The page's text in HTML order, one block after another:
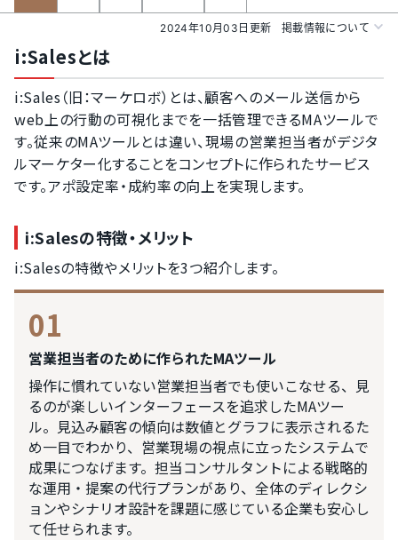
2024年10月03日更新 掲載情報について
i:Salesとは
i:Sales（旧：マーケロボ）とは、顧客へのメール送信から
web上の行動の可視化までを一括管理できるMAツールで
す。従来のMAツールとは違い、現場の営業担当者がデジタ
ルマーケター化することをコンセプトに作られたサービス
です。アポ設定率・成約率の向上を実現します。
i:Salesの特徴・メリット
i:Salesの特徴やメリットを3つ紹介します。
01
営業担当者のために作られたMAツール
操作に慣れていない営業担当者でも使いこなせる、見
るのが楽しいインターフェースを追求したMAツー
ル。見込み顧客の傾向は数値とグラフに表示されるた
め一目でわかり、営業現場の視点に立ったシステムで
成果につなげます。担当コンサルタントによる戦略的
な運用・提案の代行プランがあり、全体のディレクシ
ョンやシナリオ設計を課題に感じている企業も安心し
て任せられます。